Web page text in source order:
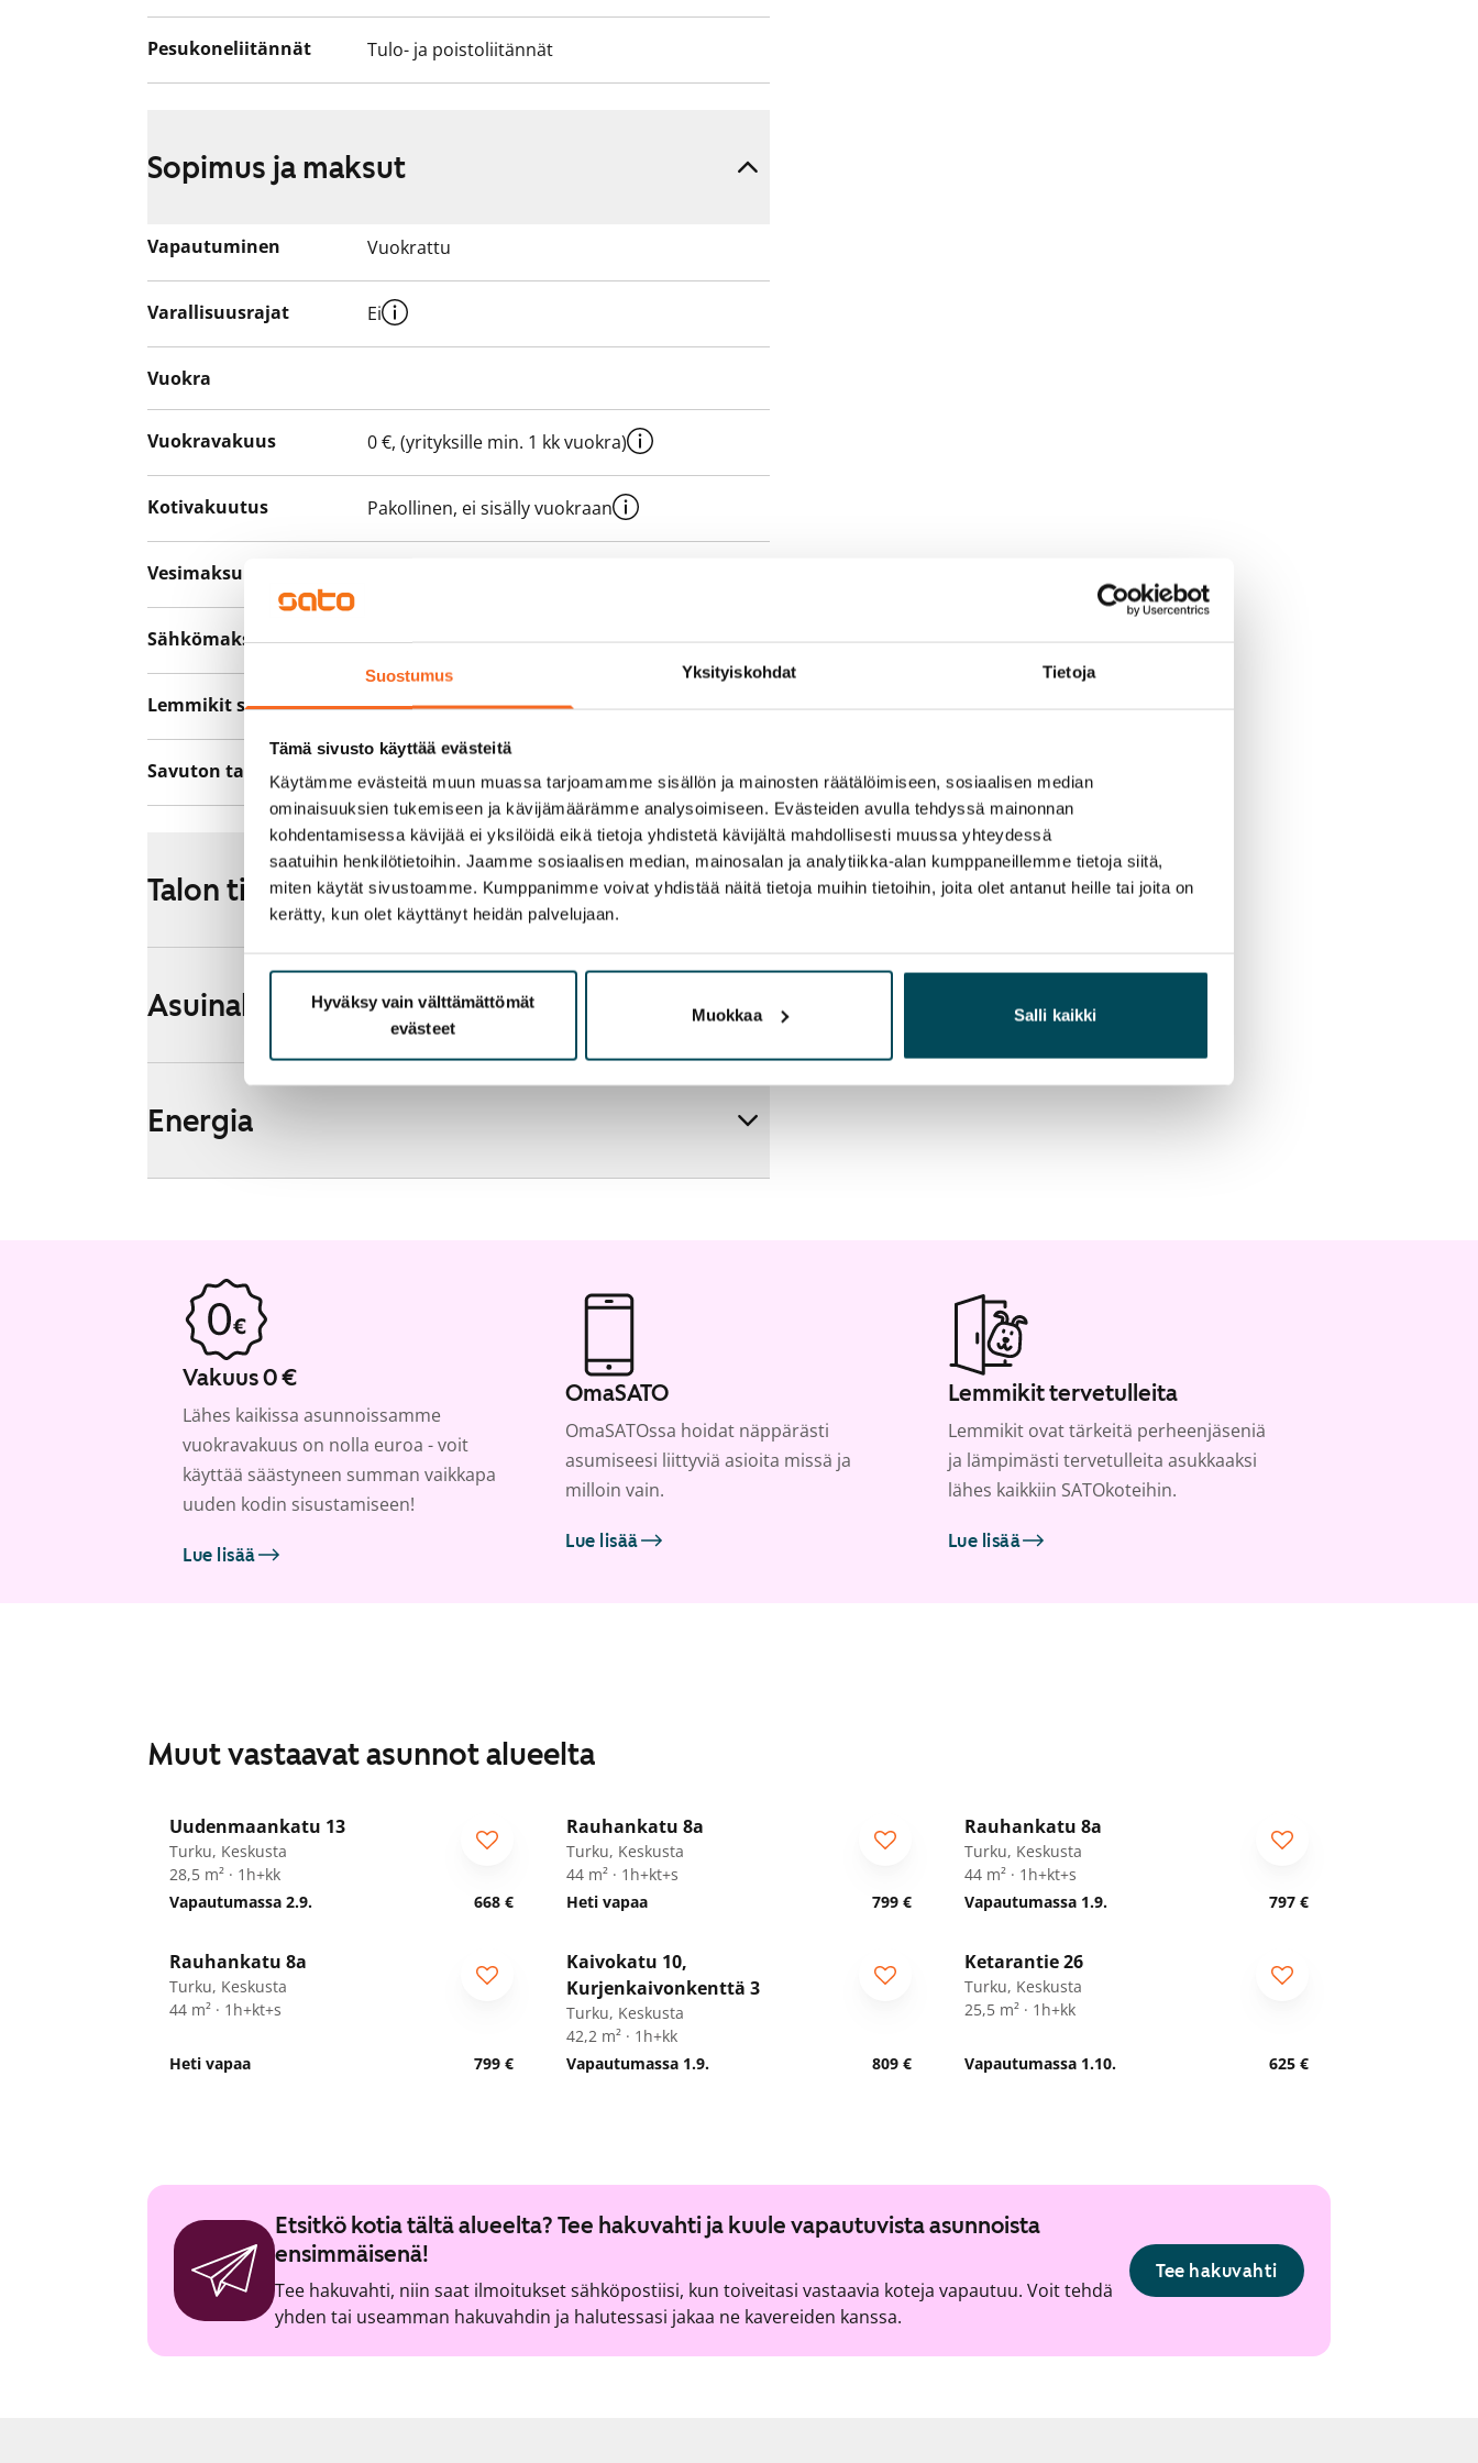
Suostumus Yksityiskohdat Tietoja
Tämä sivusto käyttää evästeitä
Käytämme evästeitä muun muassa tarjoamamme sisällön ja mainosten räätälöimiseen, sosiaalisen median
ominaisuuksien tukemiseen ja kävijämäärämme analysoimiseen. Evästeiden avulla tehdyssä mainonnan
kohdentamisessa kävijää ei yksilöidä eikä tietoja yhdistetä kävijältä mahdollisesti muussa yhteydessä
saatuihin henkilötietoihin. Jaamme sosiaalisen median, mainosalan ja analytiikka-alan kumppaneillemme tietoja siitä,
miten käytät sivustoamme. Kumppanimme voivat yhdistää näitä tietoja muihin tietoihin, joita olet antanut heille tai joita on
kerätty, kun olet käyttänyt heidän palvelujaan.
Hyväksy vain välttämättömät
evästeet
Muokkaa Salli kaikki
Pesukoneliitännät Tulo- ja poistoliitännät
Sopimus ja maksut
Vapautuminen Vuokrattu
Varallisuusrajat Ei
Vuokra
Vuokravakuus 0 €, (yrityksille min. 1 kk vuokra)
Kotivakuutus Pakollinen, ei sisälly vuokraan
Vesimaksu
Sähkömaksu Vuokralainen solmii itse sähkösopimuksen.
Lemmikit sallittu Kyllä
Savuton talo Kyllä
Talon tiedot
Asuinalueen esittely ja kartta
Energia
Vakuus 0 €
Lähes kaikissa asunnoissamme
vuokravakuus on nolla euroa - voit
käyttää säästyneen summan vaikkapa
uuden kodin sisustamiseen!
Lue lisää
OmaSATO
OmaSATOssa hoidat näppärästi
asumiseesi liittyviä asioita missä ja
milloin vain.
Lue lisää
Lemmikit tervetulleita
Lemmikit ovat tärkeitä perheenjäseniä
ja lämpimästi tervetulleita asukkaaksi
lähes kaikkiin SATOkoteihin.
Lue lisää
Muut vastaavat asunnot alueelta
Uudenmaankatu 13
Turku, Keskusta
28,5 m² · 1h+kk
Vapautumassa 2.9.
668 €
Rauhankatu 8a
Turku, Keskusta
44 m² · 1h+kt+s
Heti vapaa
799 €
Rauhankatu 8a
Turku, Keskusta
44 m² · 1h+kt+s
Vapautumassa 1.9.
797 €
Rauhankatu 8a
Turku, Keskusta
44 m² · 1h+kt+s
Heti vapaa 799 €
Kaivokatu 10,
Kurjenkaivonkenttä 3
Turku, Keskusta
42,2 m² · 1h+kk
Vapautumassa 1.9.
809 €
Ketarantie 26
Turku, Keskusta
25,5 m² · 1h+kk
Vapautumassa 1.10. 625 €
Etsitkö kotia tältä alueelta? Tee hakuvahti ja kuule vapautuvista asunnoista
ensimmäisenä!
Tee hakuvahti, niin saat ilmoitukset sähköpostiisi, kun toiveitasi vastaavia koteja vapautuu. Voit tehdä
yhden tai useamman hakuvahdin ja halutessasi jakaa ne kavereiden kanssa.
Tee hakuvahti